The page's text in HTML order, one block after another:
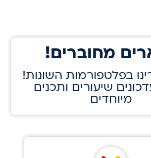
מחוברים
!עקבו אחרינו בפלטפורמות השונות
שיעורים ותכנים
מיוחדים